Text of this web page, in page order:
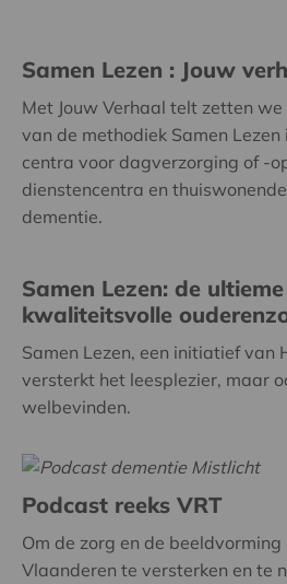
Samen Lezen : Jouw
Met Jouw Verhaal telt zetten
van de methodiek Samen
centra voor dagverzorging of -
dienstencentra en
dementie.
Samen Lezen: de
kwaliteitsvolle
Samen Lezen, een initiatief van
versterkt het leesplezier, maar
welbevinden.
Podcast reeks VRT
Om de zorg en de
Vlaanderen te versterken en te